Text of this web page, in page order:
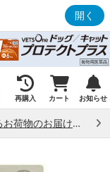
開く
再購入 カート お知らせ
熊本県熊本地方で発生した地震によるお荷物のお届け状況について （7/28）